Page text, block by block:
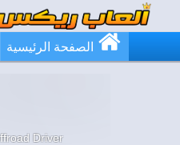
الصفحة الرئيسية
Driver